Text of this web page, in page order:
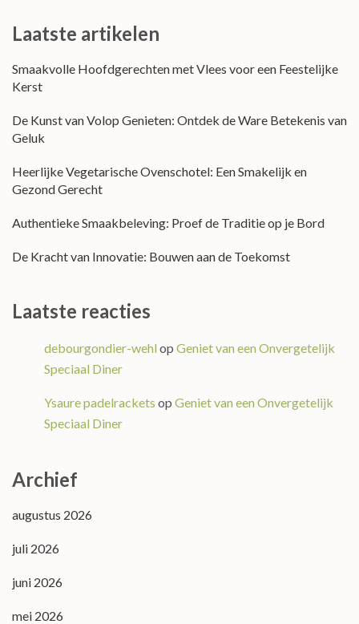
Laatste artikelen
Smaakvolle Hoofdgerechten met Vlees voor een Feestelijke
Kerst
De Kunst van Volop Genieten: Ontdek de Ware Betekenis van
Geluk
Heerlijke Vegetarische Ovenschotel: Een Smakelijk en
Gezond Gerecht
Authentieke Smaakbeleving: Proef de Traditie op je Bord
De Kracht van Innovatie: Bouwen aan de Toekomst
Laatste reacties
debourgondier-wehl op Geniet van een Onvergetelijk
Speciaal Diner
Ysaure padelrackets op Geniet van een Onvergetelijk
Speciaal Diner
Archief
augustus 2026
juli 2026
juni 2026
mei 2026